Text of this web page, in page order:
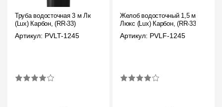
Труба водосточная 3 м Люкс
(Lux) Карбон, (RR-33)
Артикул: PVLT-1245
Желоб водосточный 1,5 м
Люкс (Lux) Карбон, (RR-33)
Артикул: PVLF-1245